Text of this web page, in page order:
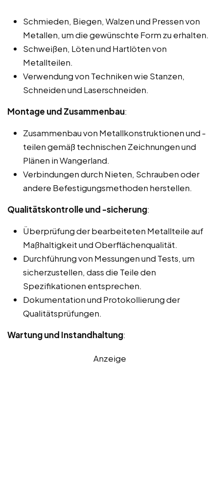
Schmieden, Biegen, Walzen und Pressen von
Metallen, um die gewünschte Form zu erhalten.
Schweißen, Löten und Hartlöten von
Metallteilen.
Verwendung von Techniken wie Stanzen,
Schneiden und Laserschneiden.
Montage und Zusammenbau:
Zusammenbau von Metallkonstruktionen und -
teilen gemäß technischen Zeichnungen und
Plänen in Wangerland.
Verbindungen durch Nieten, Schrauben oder
andere Befestigungsmethoden herstellen.
Qualitätskontrolle und -sicherung:
Überprüfung der bearbeiteten Metallteile auf
Maßhaltigkeit und Oberflächenqualität.
Durchführung von Messungen und Tests, um
sicherzustellen, dass die Teile den
Spezifikationen entsprechen.
Dokumentation und Protokollierung der
Qualitätsprüfungen.
Wartung und Instandhaltung:
Anzeige